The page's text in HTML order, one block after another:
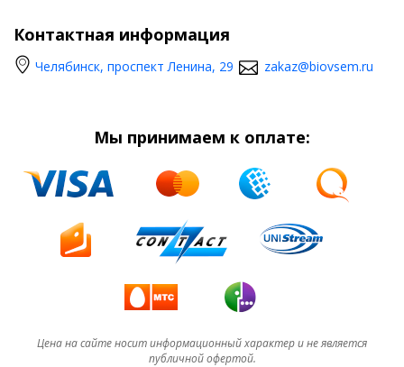
Контактная информация
Челябинск, проспект Ленина, 29 zakaz@biovsem.ru
Мы принимаем к оплате:
Цена на сайте носит информационный характер и не является
публичной офертой.